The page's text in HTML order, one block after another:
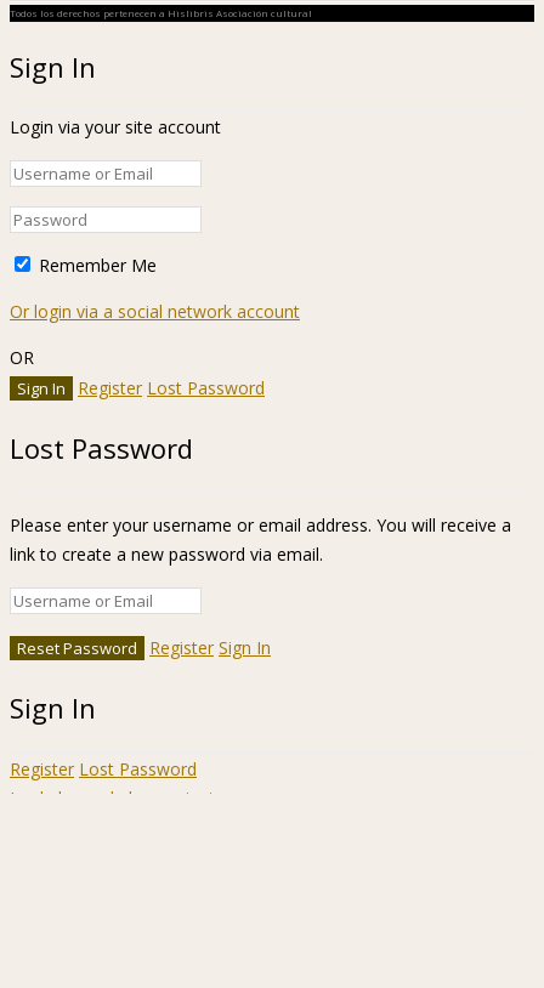
Todos los derechos pertenecen a Hislibris Asociación cultural
Sign In
Login via your site account
Remember Me
Or login via a social network account
OR
Register Lost Password
Lost Password
Please enter your username or email address. You will receive a
link to create a new password via email.
Register Sign In
Sign In
Register Lost Password
Ir a la barra de herramientas